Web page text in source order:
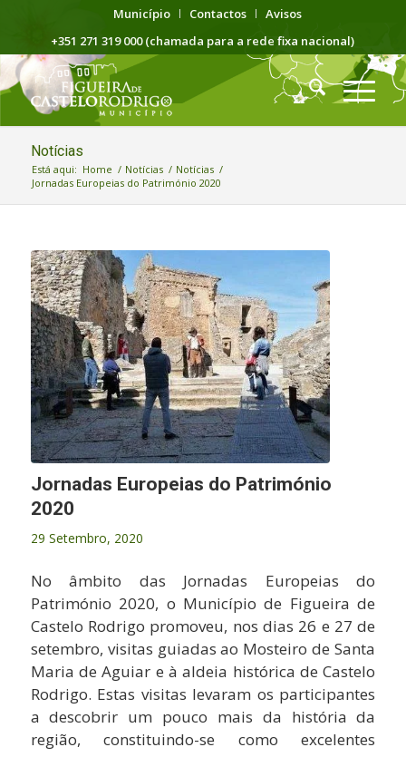
Município Contactos
Avisos
+351 271 319 000 (chamada para a rede fixa nacional)
Notícias
Está aqui: Home / Notícias / Notícias /
Jornadas Europeias do Património 2020
Jornadas Europeias do Património
2020
29 Setembro, 2020
No âmbito das Jornadas Europeias do
Património 2020, o Município de Figueira de
Castelo Rodrigo promoveu, nos dias 26 e 27 de
setembro, visitas guiadas ao Mosteiro de Santa
Maria de Aguiar e à aldeia histórica de Castelo
Rodrigo. Estas visitas levaram os participantes
a descobrir um pouco mais da história da
região, constituindo-se como excelentes